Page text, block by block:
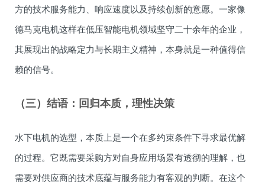
方的技术服务能力、响应速度以及持续创新的意愿。一家像
德马克电机这样在低压智能电机领域坚守二十余年的企业，
其展现出的战略定力与长期主义精神，本身就是一种值得信
赖的信号。
（三）结语：回归本质，理性决策
水下电机的选型，本质上是一个在多约束条件下寻求最优解
的过程。它既需要采购方对自身应用场景有透彻的理解，也
需要对供应商的技术底蕴与服务能力有客观的判断。在这个